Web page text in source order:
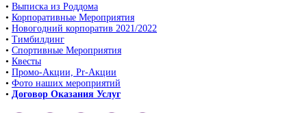
• Выписка из Роддома
• Корпоративные Мероприятия
• Новогодний корпоратив 2021/2022
• Тимбилдинг
• Спортивные Мероприятия
• Квесты
• Промо-Акции, Pr-Акции
• Фото наших мероприятий
• Договор Оказания Услуг